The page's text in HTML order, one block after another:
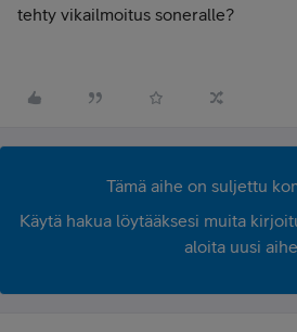
tehty vikailmoitus soneralle?
Tämä aihe on suljettu
Käytä hakua löytääksesi muita
aloita uusi